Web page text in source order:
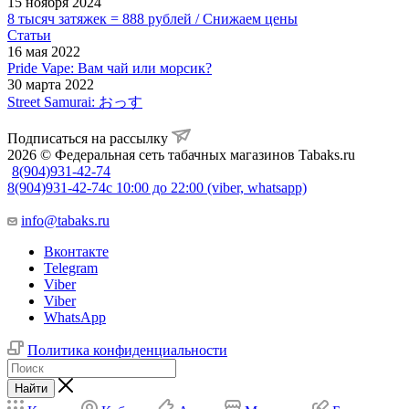
8 тысяч затяжек = 888 рублей / Снижаем цены
Статьи
16 мая 2022
Pride Vape: Вам чай или морсик?
30 марта 2022
Street Samurai: おっす
Подписаться на рассылку
2026 © Федеральная сеть табачных магазинов Tabaks.ru
8(904)931-42-74
8(904)931-42-74с 10:00 до 22:00 (viber, whatsapp)
info@tabaks.ru
Вконтакте
Telegram
Viber
Viber
WhatsApp
Политика конфиденциальности
Найти